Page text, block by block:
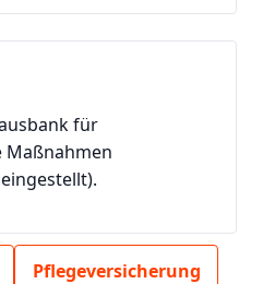
für
Pflegeversicherung